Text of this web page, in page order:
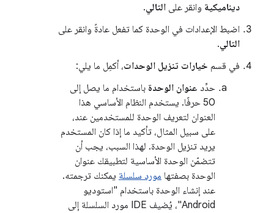
ديناميكية وانقر على التالي.
اضبط الإعدادات في الوحدة كما تفعل عادةً وانقر على
التالي.
في قسم خيارات تنزيل الوحدات، أكمِل ما يلي:
حدِّد عنوان الوحدة باستخدام ما يصل إلى
50 حرفًا. يستخدم النظام الأساسي هذا
العنوان لتعريف الوحدة للمستخدمين عند،
على سبيل المثال، تأكيد ما إذا كان المستخدم
يريد تنزيل الوحدة. لهذا السبب، يجب أن
تتضمّن الوحدة الأساسية لتطبيقك عنوان
الوحدة بصفتها مورد سلسلة يمكنك ترجمته.
عند إنشاء الوحدة باستخدام "استوديو
Android"، يُضيف IDE مورد السلسلة إلى